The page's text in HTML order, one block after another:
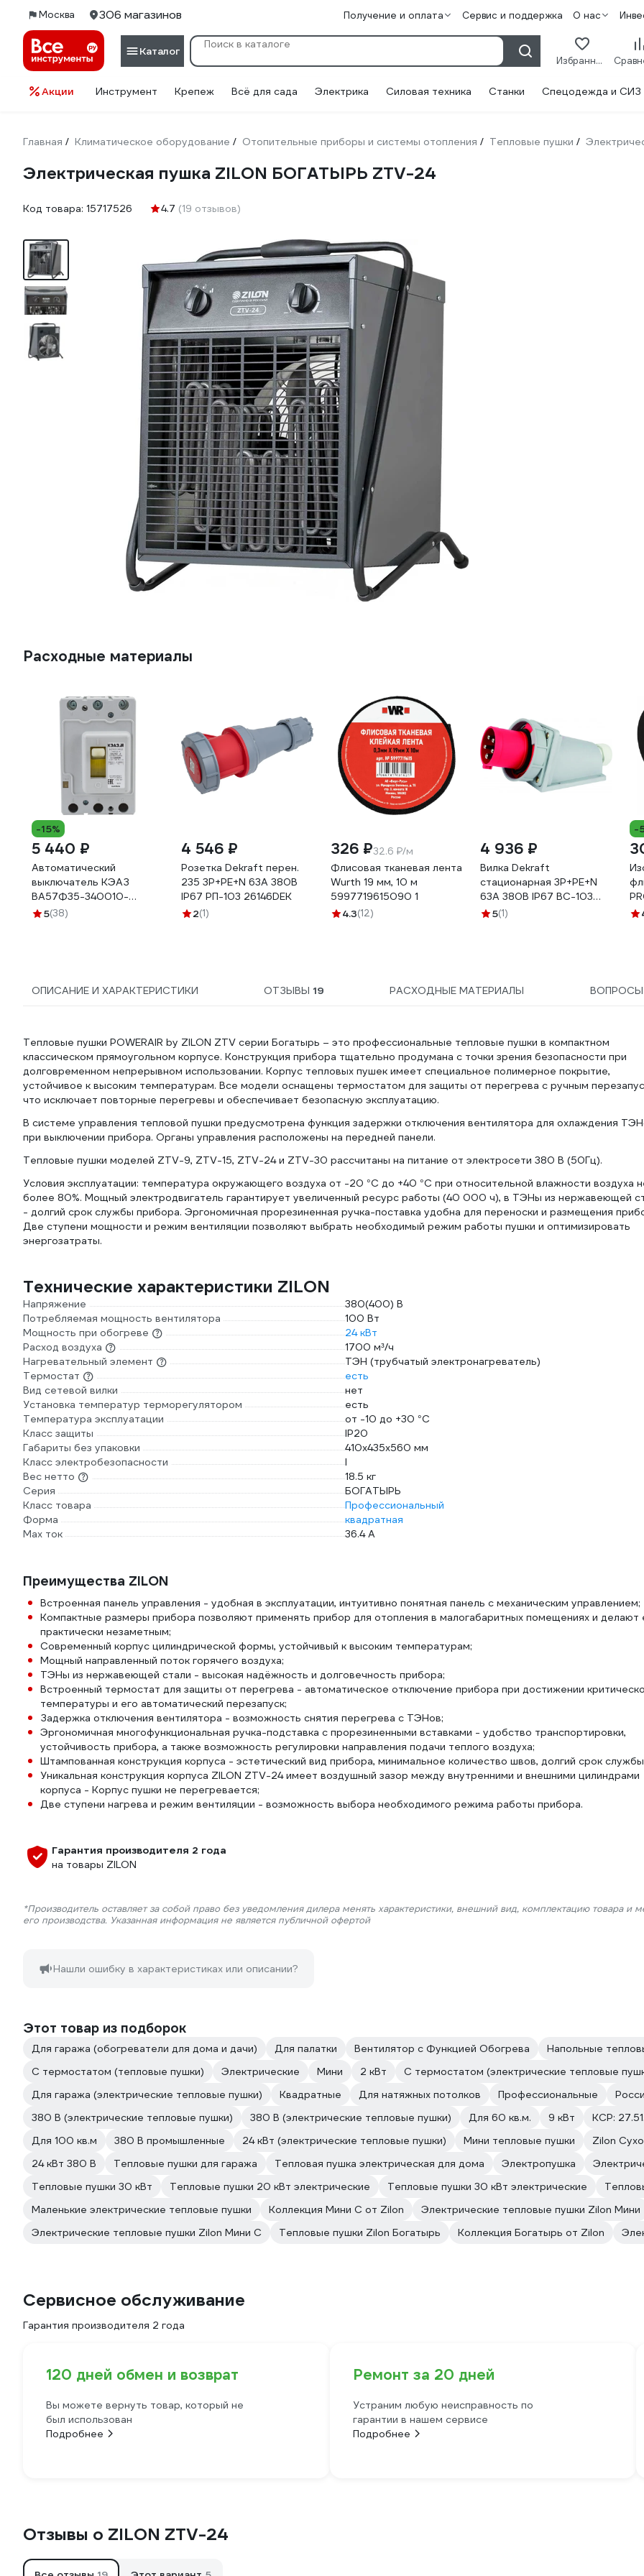
Москва 306 магазинов Получение и оплата Сервис и поддержка О нас
Каталог
Избранное
Акции Инструмент Крепеж Всё для сада Электрика Силовая техника Станки Спецодежда и СИЗ
Главная / Климатическое оборудование / Отопительные приборы и системы отопления / Тепловые пушки /
Электрическая пушка ZILON БОГАТЫРЬ ZTV-24
Код товара: 15717526 4.7 (19 отзывов)
Расходные материалы
-15%
5 440 ₽
Автоматический
выключатель КЭАЗ
ВА57Ф35-340010-
160А-1600-400AC-
5(38)
4 546 ₽
Розетка Dekraft перен.
235 3Р+РЕ+N 63А 380В
IP67 РП-103 26146DEK
2(1)
326 ₽32.6 ₽/м
Флисовая тканевая лента
Wurth 19 мм, 10 м
5997719615090 1
4.3(12)
4 936 ₽
Вилка Dekraft
стационарная 3Р+РЕ+N
63А 380В IP67 ВС-103
26173DEK
5(1)
-
ОПИСАНИЕ И ХАРАКТЕРИСТИКИ ОТЗЫВЫ 19 РАСХОДНЫЕ МАТЕРИАЛЫ ВОПРОСЫ
Тепловые пушки POWERAIR by ZILON ZTV серии Богатырь – это профессиональные тепловые пушки в компактном
классическом прямоугольном корпусе. Конструкция прибора тщательно продумана с точки зрения безопасности при
долговременном непрерывном использовании. Корпус тепловых пушек имеет специальное полимерное покрытие,
устойчивое к высоким температурам. Все модели оснащены термостатом для защиты от перегрева с ручным
что исключает повторные перегревы и обеспечивает безопасную эксплуатацию.
В системе управления тепловой пушки предусмотрена функция задержки отключения вентилятора для охлаждения
при выключении прибора. Органы управления расположены на передней панели.
Тепловые пушки моделей ZTV-9, ZTV-15, ZTV-24 и ZTV-30 рассчитаны на питание от электросети 380 В (50Гц).
Условия эксплуатации: температура окружающего воздуха от -20 °С до +40 °С при относительной влажности воздуха
более 80%. Мощный электродвигатель гарантирует увеличенный ресурс работы (40 000 ч), в ТЭНы из нержавеющей
- долгий срок службы прибора. Эргономичная прорезиненная ручка-поставка удобна для переноски и размещения
Две ступени мощности и режим вентиляции позволяют выбрать необходимый режим работы пушки и оптимизировать
энергозатраты.
Технические характеристики ZILON
Напряжение
380(400) В
Потребляемая мощность вентилятора
100 Вт
Мощность при обогреве
24 кВт
Расход воздуха
1700 м³/ч
Нагревательный элемент
ТЭН (трубчатый электронагреватель)
Термостат
есть
Вид сетевой вилки
нет
Установка температур терморегулятором
есть
Температура эксплуатации
от -10 до +30 °С
Класс защиты
IP20
Габариты без упаковки
410х435х560 мм
Класс электробезопасности
I
Вес нетто
18.5 кг
Серия
БОГАТЫРЬ
Класс товара
Профессиональный
Форма
квадратная
Max ток
36.4 А
Преимущества ZILON
Встроенная панель управления - удобная в эксплуатации, интуитивно понятная панель с механическим управлением;
Компактные размеры прибора позволяют применять прибор для отопления в малогабаритных помещениях и делают
практически незаметным;
Современный корпус цилиндрической формы, устойчивый к высоким температурам;
Мощный направленный поток горячего воздуха;
ТЭНы из нержавеющей стали - высокая надёжность и долговечность прибора;
Встроенный термостат для защиты от перегрева - автоматическое отключение прибора при достижении
температуры и его автоматический перезапуск;
Задержка отключения вентилятора - возможность снятия перегрева с ТЭНов;
Эргономичная многофункциональная ручка-подставка с прорезиненными вставками - удобство транспортировки,
устойчивость прибора, а также возможность регулировки направления подачи теплого воздуха;
Штампованная конструкция корпуса - эстетический вид прибора, минимальное количество швов, долгий срок
Уникальная конструкция корпуса ZILON ZTV-24 имеет воздушный зазор между внутренними и внешними цилиндрами
корпуса - Корпус пушки не перегревается;
Две ступени нагрева и режим вентиляции - возможность выбора необходимого режима работы прибора.
Гарантия производителя 2 года
на товары ZILON
*Производитель оставляет за собой право без уведомления дилера менять характеристики, внешний вид, комплектацию товара и
его производства. Указанная информация не является публичной офертой
Нашли ошибку в характеристиках или описании?
Этот товар из подборок
Для гаража (обогреватели для дома и дачи) Для палатки Вентилятор с Функцией Обогрева Напольные
С термостатом (тепловые пушки)
Электрические Мини 2 кВт С термостатом (электрические тепловые
Для гаража (электрические тепловые пушки)
Квадратные Для натяжных потолков Профессиональные
380 В (электрические тепловые пушки)
380 В (электрические тепловые пушки) Для 60 кв.м. 9 кВт КСР:
Для 100 кв.м
380 В промышленные 24 кВт (электрические тепловые пушки) Мини тепловые пушки Zilon
24 кВт 380 В
Тепловые пушки для гаража Тепловая пушка электрическая для дома Электропушка
Тепловые пушки 30 кВт
Тепловые пушки 20 кВт электрические Тепловые пушки 30 кВт электрические
Маленькие электрические тепловые пушки
Коллекция Мини С от Zilon Электрические тепловые пушки Zilon Мини
Электрические тепловые пушки Zilon Мини С
Тепловые пушки Zilon Богатырь Коллекция Богатырь от Zilon
Сервисное обслуживание
Гарантия производителя 2 года
120 дней обмен и возврат
Вы можете вернуть товар, который не
был использован
Подробнее
Ремонт за 20 дней
Устраним любую неисправность по
гарантии в нашем сервисе
Подробнее
Отзывы о ZILON ZTV-24